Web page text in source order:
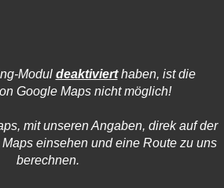
Modul deaktivierthaben, ist die
Google Maps nicht möglich!
mit unseren Angaben, direk auf der
einsehen und eine Route zu uns
berechnen.